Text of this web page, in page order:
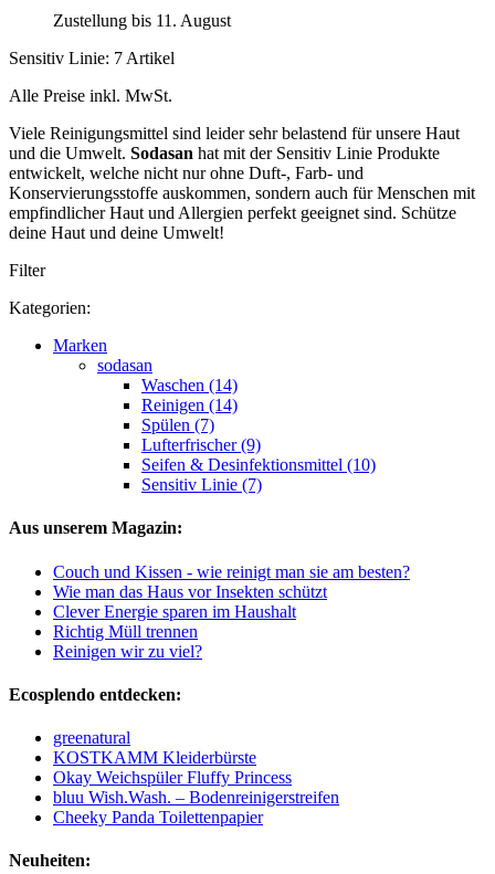
Zustellung bis 11. August
Sensitiv Linie: 7 Artikel
Alle Preise inkl. MwSt.
Viele Reinigungsmittel sind leider sehr belastend für unsere Haut
und die Umwelt. Sodasan hat mit der Sensitiv Linie Produkte
entwickelt, welche nicht nur ohne Duft-, Farb- und
Konservierungsstoffe auskommen, sondern auch für Menschen mit
empfindlicher Haut und Allergien perfekt geeignet sind. Schütze
deine Haut und deine Umwelt!
Filter
Kategorien:
Marken
sodasan
Waschen (14)
Reinigen (14)
Spülen (7)
Lufterfrischer (9)
Seifen & Desinfektionsmittel (10)
Sensitiv Linie (7)
Aus unserem Magazin:
Couch und Kissen - wie reinigt man sie am besten?
Wie man das Haus vor Insekten schützt
Clever Energie sparen im Haushalt
Richtig Müll trennen
Reinigen wir zu viel?
Ecosplendo entdecken:
greenatural
KOSTKAMM Kleiderbürste
Okay Weichspüler Fluffy Princess
bluu Wish.Wash. – Bodenreinigerstreifen
Cheeky Panda Toilettenpapier
Neuheiten: